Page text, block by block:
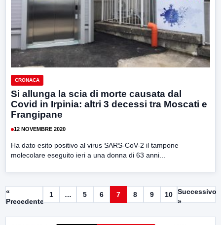
CRONACA
Si allunga la scia di morte causata dal
Covid in Irpinia: altri 3 decessi tra Moscati e
Frangipane
12 NOVEMBRE 2020
Ha dato esito positivo al virus SARS-CoV-2 il tampone
molecolare eseguito ieri a una donna di 63 anni...
«
Precedente
1 … 5 6 7 8 9 10
Successivo
»